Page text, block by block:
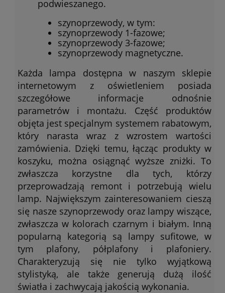
podwieszanego.
szynoprzewody, w tym:
szynoprzewody 1-fazowe;
szynoprzewody 3-fazowe;
szynoprzewody magnetyczne.
Każda lampa dostępna w naszym sklepie
internetowym z oświetleniem posiada
szczegółowe informacje odnośnie
parametrów i montażu. Część produktów
objęta jest specjalnym systemem rabatowym,
który narasta wraz z wzrostem wartości
zamówienia. Dzięki temu, łącząc produkty w
koszyku, można osiągnąć wyższe zniżki. To
zwłaszcza korzystne dla tych, którzy
przeprowadzają remont i potrzebują wielu
lamp. Największym zainteresowaniem cieszą
się nasze szynoprzewody oraz lampy wiszące,
zwłaszcza w kolorach czarnym i białym. Inną
popularną kategorią są lampy sufitowe, w
tym plafony, półplafony i plafoniery.
Charakteryzują się nie tylko wyjątkową
stylistyką, ale także generują dużą ilość
światła i zachwycają jakością wykonania.